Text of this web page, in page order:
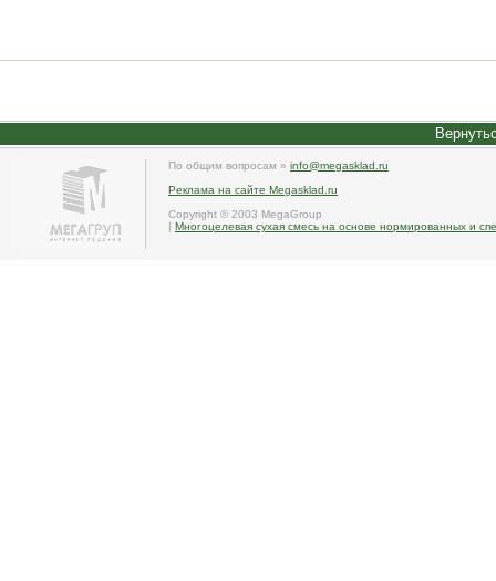
По общим вопросам » info@megasklad.ru
Реклама на сайте Megasklad.ru
Copyright © 2003 MegaGroup
| Многоцелевая сухая смесь на основе нормированных и